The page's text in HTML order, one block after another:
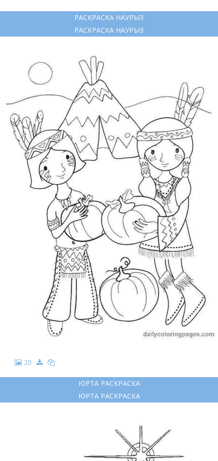
РАСКРАСКА НАУРЫЗ
РАСКРАСКА НАУРЫЗ
20
ЮРТА РАСКРАСКА
ЮРТА РАСКРАСКА